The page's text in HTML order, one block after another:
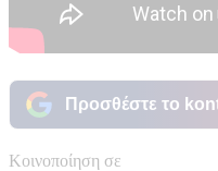
Προσθέστε το
Κοινοποίηση σε